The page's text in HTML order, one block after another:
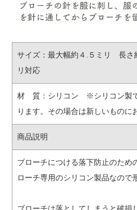
サイズ：最大幅約４.５ミリ 長さ
リ対応
材 質：シリコン ※シリコン製で
ります。その場合は新しいものに
商品説明
ブローチにつける落下防止のため
ローチ専用のシリコン製品なので